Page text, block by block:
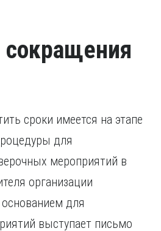
сроки имеется на этапе
для
мероприятий в
организации
для
выступает письмо